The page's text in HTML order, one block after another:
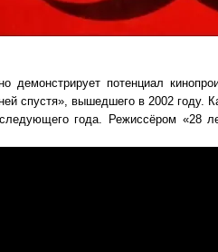
демонстрирует потенциал
спустя», вышедшего в 2002 году.
года. Режиссёром «28